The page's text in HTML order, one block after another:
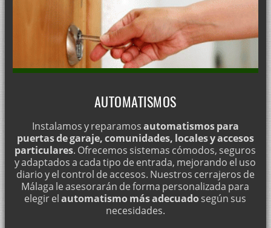
AUTOMATISMOS
Instalamos y reparamosautomatismos para
puertas de garaje, comunidades, locales y accesos
particulares. Ofrecemos sistemas cómodos, seguros
y adaptados a cada tipo de entrada, mejorando el uso
diario y el control de accesos. Nuestros cerrajeros de
Málaga le asesorarán de forma personalizada para
elegir elautomatismo más adecuadosegún sus
necesidades.